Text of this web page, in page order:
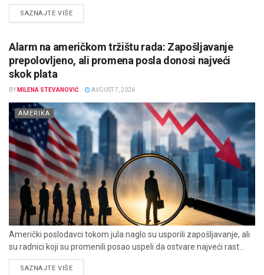
SAZNAJTE VIŠEDETAILS
Alarm na američkom tržištu rada: Zapošljavanje
prepolovljeno, ali promena posla donosi najveći
skok plata
BY MILENA STEVANOVIĆ AVGUST 7, 2026
AMERIKA
Američki poslodavci tokom jula naglo su usporili zapošljavanje, ali
su radnici koji su promenili posao uspeli da ostvare najveći rast...
SAZNAJTE VIŠEDETAILS